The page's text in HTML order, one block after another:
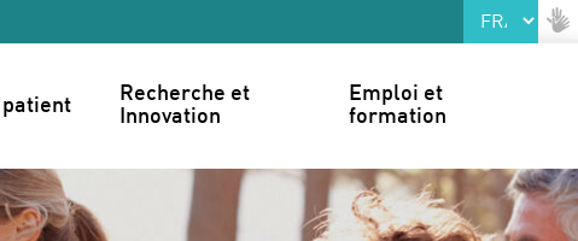
patient
Recherche et
Innovation
Emploi et
formation